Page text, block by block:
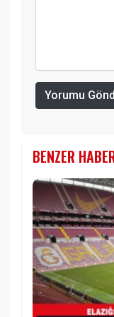
Yorumu
BENZER